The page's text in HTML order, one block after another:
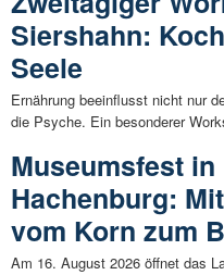
Siershahn:
Seele
Ernährung beeinflusst nicht nur
die Psyche. Ein besonderer
Museumsfest in
Hachenburg:
vom Korn zum
Am 16. August 2026 öffnet das